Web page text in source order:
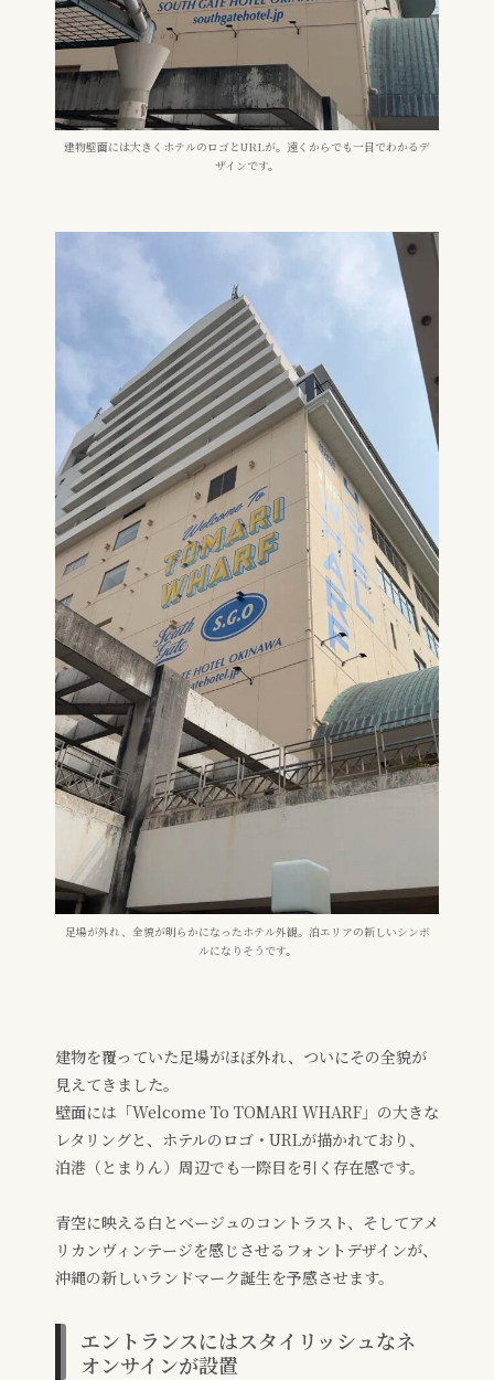
建物壁面には大きくホテルのロゴとURLが。遠くからでも一目でわかるデ
ザインです。
足場が外れ、全貌が明らかになったホテル外観。泊エリアの新しいシンボ
ルになりそうです。
建物を覆っていた足場がほぼ外れ、ついにその全貌が
見えてきました。
壁面には「Welcome To TOMARI WHARF」の大きな
レタリングと、ホテルのロゴ・URLが描かれており、
泊港（とまりん）周辺でも一際目を引く存在感です。
青空に映える白とベージュのコントラスト、そしてアメ
リカンヴィンテージを感じさせるフォントデザインが、
沖縄の新しいランドマーク誕生を予感させます。
エントランスにはスタイリッシュなネ
オンサインが設置